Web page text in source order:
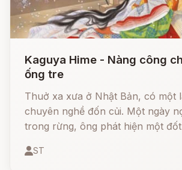
Kaguya Hime - Nàng công
ống tre
Thuở xa xưa ở Nhật Bản, có một
chuyên nghề đốn củi. Một ngày
trong rừng, ông phát hiện một
gần nhìn cho rõ. Trong đốt tre
ST